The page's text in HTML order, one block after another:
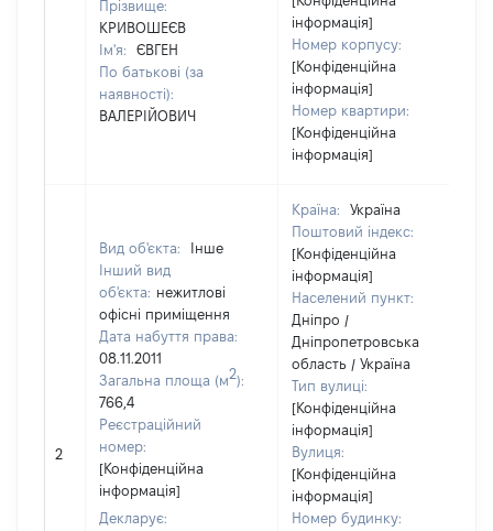
Прізвище:
КРИВОШЕЄВ
Ім'я:
ЄВГЕН
По батькові (за
наявності):
ВАЛЕРІЙОВИЧ
інформація]
Номер корпусу:
[Конфіденційна
інформація]
Номер квартири:
[Конфіденційна
інформація]
2
Вид об'єкта:
Інше
Інший вид
об'єкта: нежитлові
офісні приміщення
Дата набуття права:
08.11.2011
Загальна площа (м2):
766,4
Реєстраційний
номер:
[Конфіденційна
інформація]
Декларує:
Країна:
Україна
Поштовий індекс:
[Конфіденційна
інформація]
Населений пункт:
Дніпро /
Дніпропетровська
область / Україна
Тип вулиці:
[Конфіденційна
інформація]
Вулиця:
[Конфіденційна
інформація]
Номер будинку: